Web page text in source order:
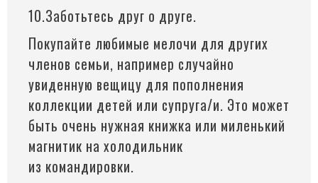
10.Заботьтесь друг о друге.
Покупайте любимые мелочи для других
членов семьи, например случайно
увиденную вещицу для пополнения
коллекции детей или супруга/и. Это может
быть очень нужная книжка или миленький
магнитик на холодильник
из командировки.